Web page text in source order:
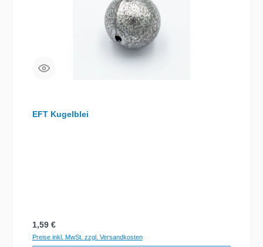
EFT Kugelblei
Regulärer Preis:
1,59 €
Preise inkl. MwSt. zzgl. Versandkosten